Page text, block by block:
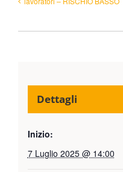
Dettagli
Inizio:
7 Luglio 2025 @ 14:00